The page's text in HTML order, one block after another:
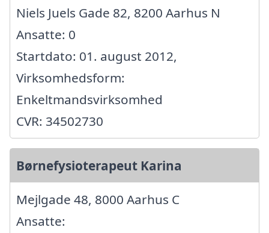
Niels Juels Gade 82, 8200 Aarhus N
Ansatte: 0
Startdato: 01. august 2012,
Virksomhedsform:
Enkeltmandsvirksomhed
CVR: 34502730
Børnefysioterapeut Karina
Mejlgade 48, 8000 Aarhus C
Ansatte: